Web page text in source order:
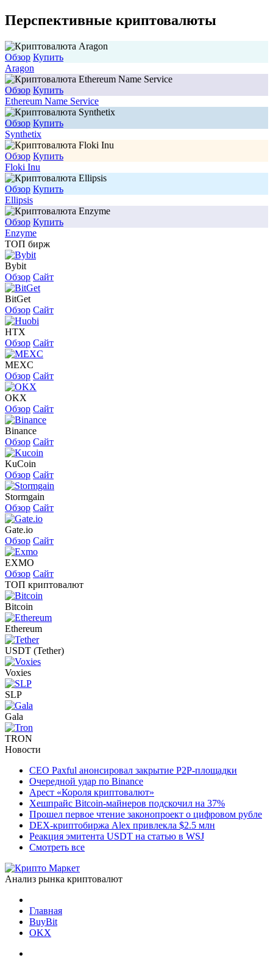
Перспективные криптовалюты
Обзор Купить
Aragon
Обзор Купить
Ethereum Name Service
Обзор Купить
Synthetix
Обзор Купить
Floki Inu
Обзор Купить
Ellipsis
Обзор Купить
Enzyme
ТОП бирж
Bybit
Обзор Сайт
BitGet
Обзор Сайт
HTX
Обзор Сайт
MEXC
Обзор Сайт
OKX
Обзор Сайт
Binance
Обзор Сайт
KuCoin
Обзор Сайт
Stormgain
Обзор Сайт
Gate.io
Обзор Сайт
EXMO
Обзор Сайт
ТОП криптовалют
Bitcoin
Ethereum
USDT (Tether)
Voxies
SLP
Gala
TRON
Новости
CEO Paxful анонсировал закрытие P2P-площадки
Очередной удар по Binance
Арест «Короля криптовалют»
Хешпрайс Bitcoin-майнеров подскочил на 37%
Прошел первое чтение законопроект о цифровом рубле
DEX-криптобиржа Alex привлекла $2.5 млн
Реакция эмитента USDT на статью в WSJ
Смотреть все
Анализ рынка криптовалют
Главная
BuyBit
OKX